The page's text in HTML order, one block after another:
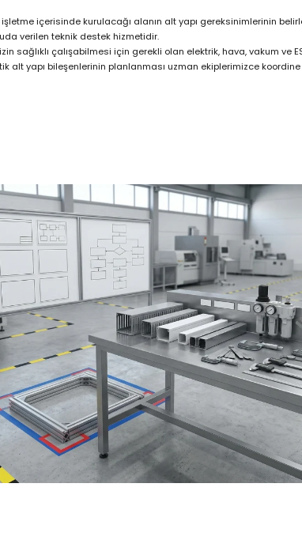
içerisinde kurulacağı alanın alt yapı gereksinimlerinin
verilen teknik destek hizmetidir.
sağlıklı çalışabilmesi için gerekli olan elektrik, hava, vakum ve
alt yapı bileşenlerinin planlanması uzman ekiplerimizce